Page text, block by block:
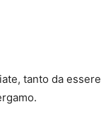
tanto da essere